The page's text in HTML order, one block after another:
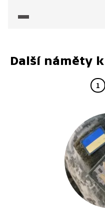
za hodinu odjíždí vlak
Další náměty
1